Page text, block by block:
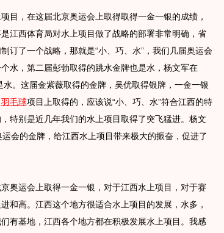
，在这届北京奥运会上取得取得一金一银的成绩，
江西体育局对水上项目做了战略的部署非常明确，省
订了一个战略，那就是“小、巧、水”，我们几届奥运会
水，第二届彭勃取得的跳水金牌也是水，杨文军在
。这届金紫薇取得的金牌，吴优取得银牌，一金一银
羽毛球项目上取得的，应该说“小、巧、水”符合江西的特
特别是近几年我们的水上项目取得了突飞猛进。杨文
会的金牌，给江西水上项目带来极大的振奋，促进了
运会上取得一金一银，对于江西水上项目，对于赛
和高。江西这个地方很适合水上项目的发展，水多，
有基地，江西各个地方都在积极发展水上项目。我感